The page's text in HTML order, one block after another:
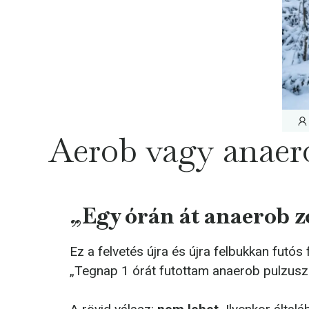
Aerob vagy
„Egy órán át anaerob
Ez a felvetés újra és újra felbukkan
„Tegnap 1 órát futottam anaerob